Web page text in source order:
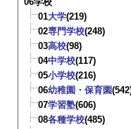
01大学(219)
02専門学校(248)
03高校(98)
04中学校(117)
05小学校(216)
06幼稚園・保育園
07学習塾(606)
08各種学校(485)